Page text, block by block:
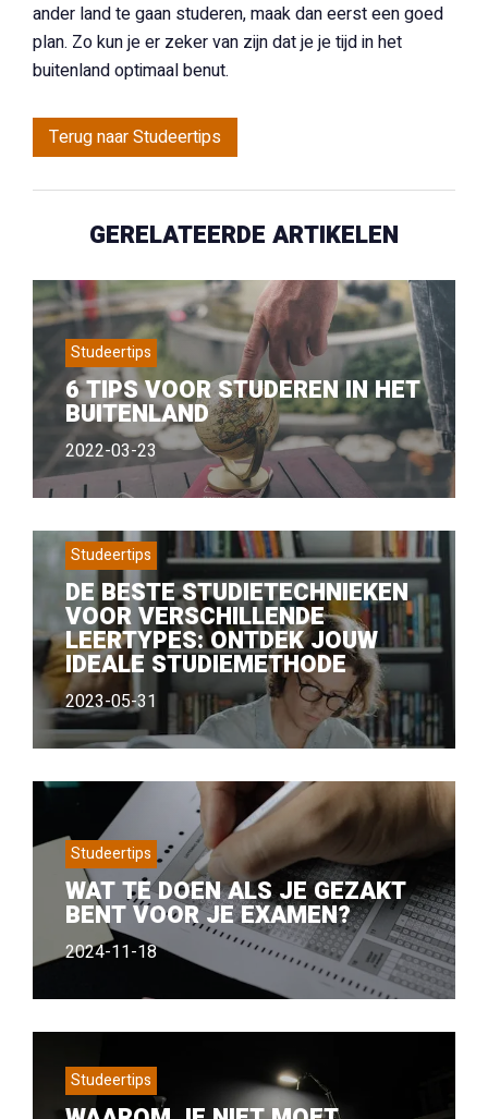
ander land te gaan studeren, maak dan eerst een goed
plan. Zo kun je er zeker van zijn dat je je tijd in het
buitenland optimaal benut.
Terug naar Studeertips
GERELATEERDE ARTIKELEN
Studeertips
6 TIPS VOOR STUDEREN IN HET
BUITENLAND
2022-03-23
Studeertips
DE BESTE STUDIETECHNIEKEN
VOOR VERSCHILLENDE
LEERTYPES: ONTDEK JOUW
IDEALE STUDIEMETHODE
2023-05-31
Studeertips
WAT TE DOEN ALS JE GEZAKT
BENT VOOR JE EXAMEN?
2024-11-18
Studeertips